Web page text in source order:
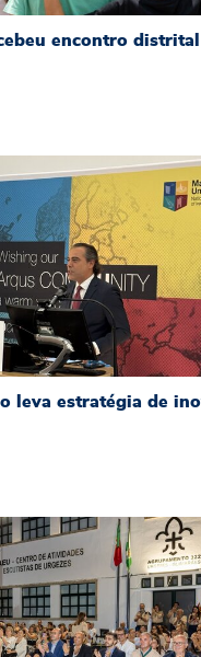
encontro
leva estratégia
leva estratégia de
Centro de